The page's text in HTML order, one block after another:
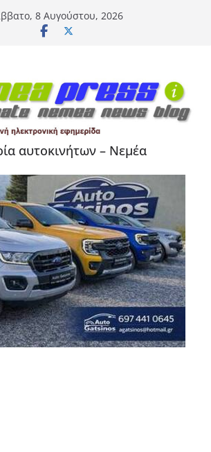
8 Αυγούστου, 2026
αυτοκινήτων – Νεμέα